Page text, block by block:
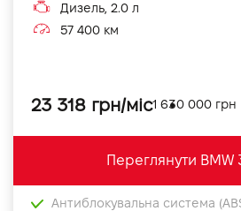
Дизель, 2.0 л
57 400 км
23 318 грн/міс1 630 000 грн
Переглянути BMW
Антиблокувальна система